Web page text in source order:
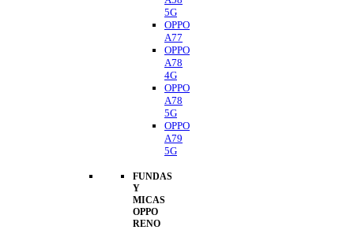
5G
OPPO
A77
OPPO
A78
4G
OPPO
A78
5G
OPPO
A79
5G
FUNDAS
Y
MICAS
OPPO
RENO